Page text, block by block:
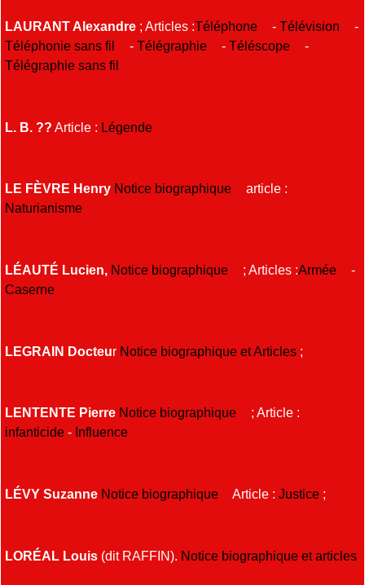
LAURANT Alexandre ; Articles :Téléphone - Télévision
-
Téléphonie sans fil
- Télégraphie - Téléscope
-
Télégraphie sans fil
L. B. ?? Article : Légende
LE FÈVRE Henry Notice biographique
article :
Naturianisme
LÉAUTÉ Lucien, Notice biographique ; Articles :Armée
-
Caserne
LEGRAIN Docteur Notice biographique et Articles ;
LENTENTE Pierre Notice biographique
; Article :
infanticide - Influence
LÉVY Suzanne Notice biographique Article : Justice ;
LORÉAL Louis (dit RAFFIN). Notice biographique et articles